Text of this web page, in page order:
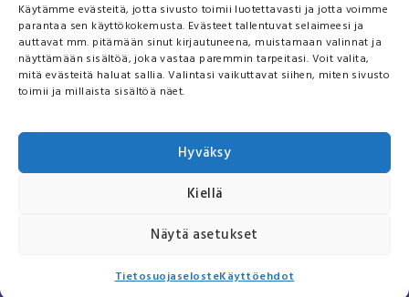
Käytämme evästeitä, jotta sivusto toimii luotettavasti ja jotta voimme
parantaa sen käyttökokemusta. Evästeet tallentuvat selaimeesi ja
auttavat mm. pitämään sinut kirjautuneena, muistamaan valinnat ja
näyttämään sisältöä, joka vastaa paremmin tarpeitasi. Voit valita,
mitä evästeitä haluat sallia. Valintasi vaikuttavat siihen, miten sivusto
toimii ja millaista sisältöä näet.
Hyväksy
Kiellä
Näytä asetukset
TietosuojaselosteKäyttöehdot
Sivusto
Usein kysyttyä
Tietosuojaseloste
Puhelinreseptin toimitus- ja maksuehdot